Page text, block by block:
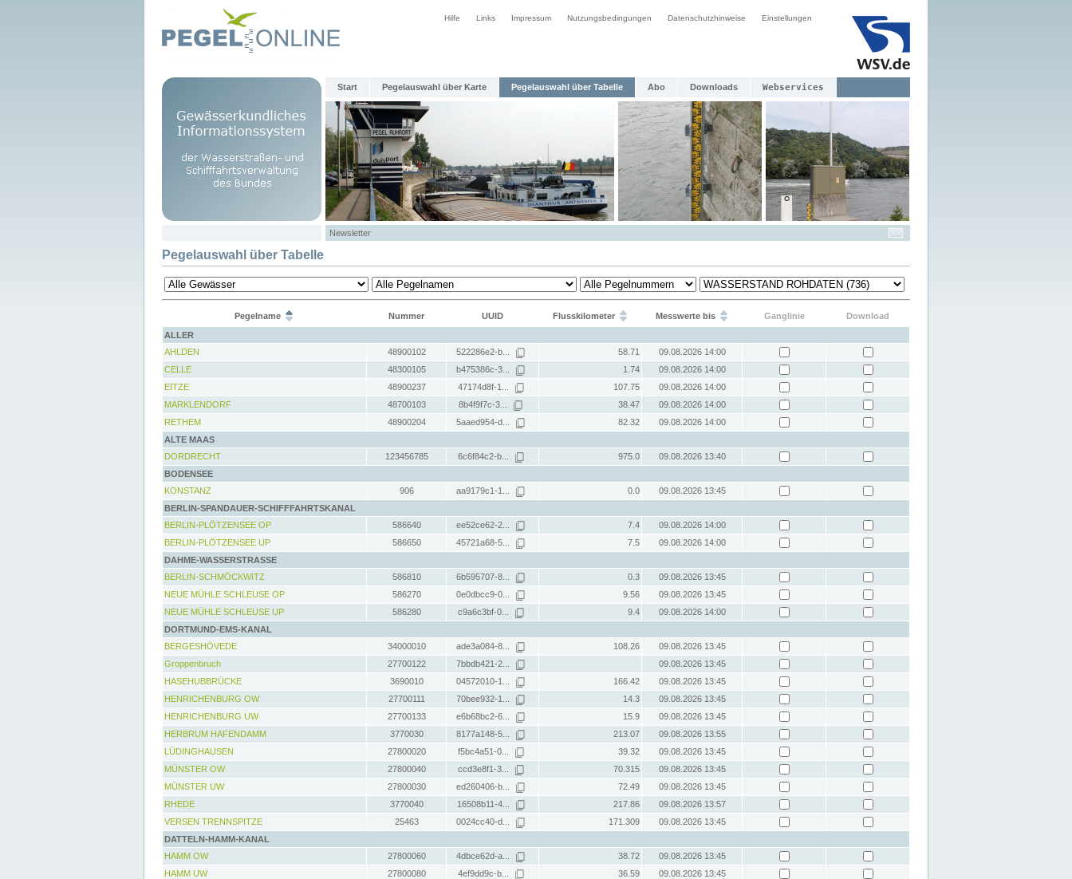
Hilfe Links Impressum Nutzungsbedingungen Datenschutzhinweise Einstellungen
Start Pegelauswahl über Karte Pegelauswahl über Tabelle Abo Downloads Webservices
Newsletter
Pegelauswahl über Tabelle
Pegelname Nummer UUID Flusskilometer Messwerte bis Ganglinie
Download
ALLER
AHLDEN
48900102 522286e2-b... 58.71
09.08.2026 14:00
CELLE
48300105 b475386c-3... 1.74
09.08.2026 14:00
EITZE
48900237 47174d8f-1... 107.75
09.08.2026 14:00
MARKLENDORF
48700103 8b4f9f7c-3... 38.47
09.08.2026 14:00
RETHEM
48900204 5aaed954-d... 82.32
09.08.2026 14:00
ALTE MAAS
DORDRECHT
123456785 6c6f84c2-b... 975.0
09.08.2026 13:40
BODENSEE
KONSTANZ
906 aa9179c1-1... 0.0
09.08.2026 13:45
BERLIN-SPANDAUER-SCHIFFFAHRTSKANAL
BERLIN-PLÖTZENSEE OP
586640 ee52ce62-2... 7.4
09.08.2026 14:00
BERLIN-PLÖTZENSEE UP
586650 45721a68-5... 7.5
09.08.2026 14:00
DAHME-WASSERSTRASSE
BERLIN-SCHMÖCKWITZ
586810 6b595707-8... 0.3
09.08.2026 13:45
NEUE MÜHLE SCHLEUSE OP
586270 0e0dbcc9-0... 9.56
09.08.2026 13:45
NEUE MÜHLE SCHLEUSE UP
586280 c9a6c3bf-0... 9.4
09.08.2026 14:00
DORTMUND-EMS-KANAL
BERGESHÖVEDE
34000010 ade3a084-8... 108.26
09.08.2026 13:45
Groppenbruch
27700122 7bbdb421-2...
09.08.2026 13:45
HASEHUBBRÜCKE
3690010 04572010-1... 166.42
09.08.2026 13:45
HENRICHENBURG OW
27700111 70bee932-1... 14.3
09.08.2026 13:45
HENRICHENBURG UW
27700133 e6b68bc2-6... 15.9
09.08.2026 13:45
HERBRUM HAFENDAMM
3770030 8177a148-5... 213.07
09.08.2026 13:55
LÜDINGHAUSEN
27800020 f5bc4a51-0... 39.32
09.08.2026 13:45
MÜNSTER OW
27800040 ccd3e8f1-3... 70.315
09.08.2026 13:45
MÜNSTER UW
27800030 ed260406-b... 72.49
09.08.2026 13:45
RHEDE
3770040 16508b11-4... 217.86
09.08.2026 13:57
VERSEN TRENNSPITZE
25463 0024cc40-d... 171.309
09.08.2026 13:45
DATTELN-HAMM-KANAL
HAMM OW
27800060 4dbce62d-a... 38.72
09.08.2026 13:45
HAMM UW
27800080 4ef9dd9c-b... 36.59
09.08.2026 13:45